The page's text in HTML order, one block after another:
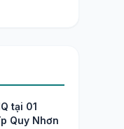
tại 01
Quy Nhơn